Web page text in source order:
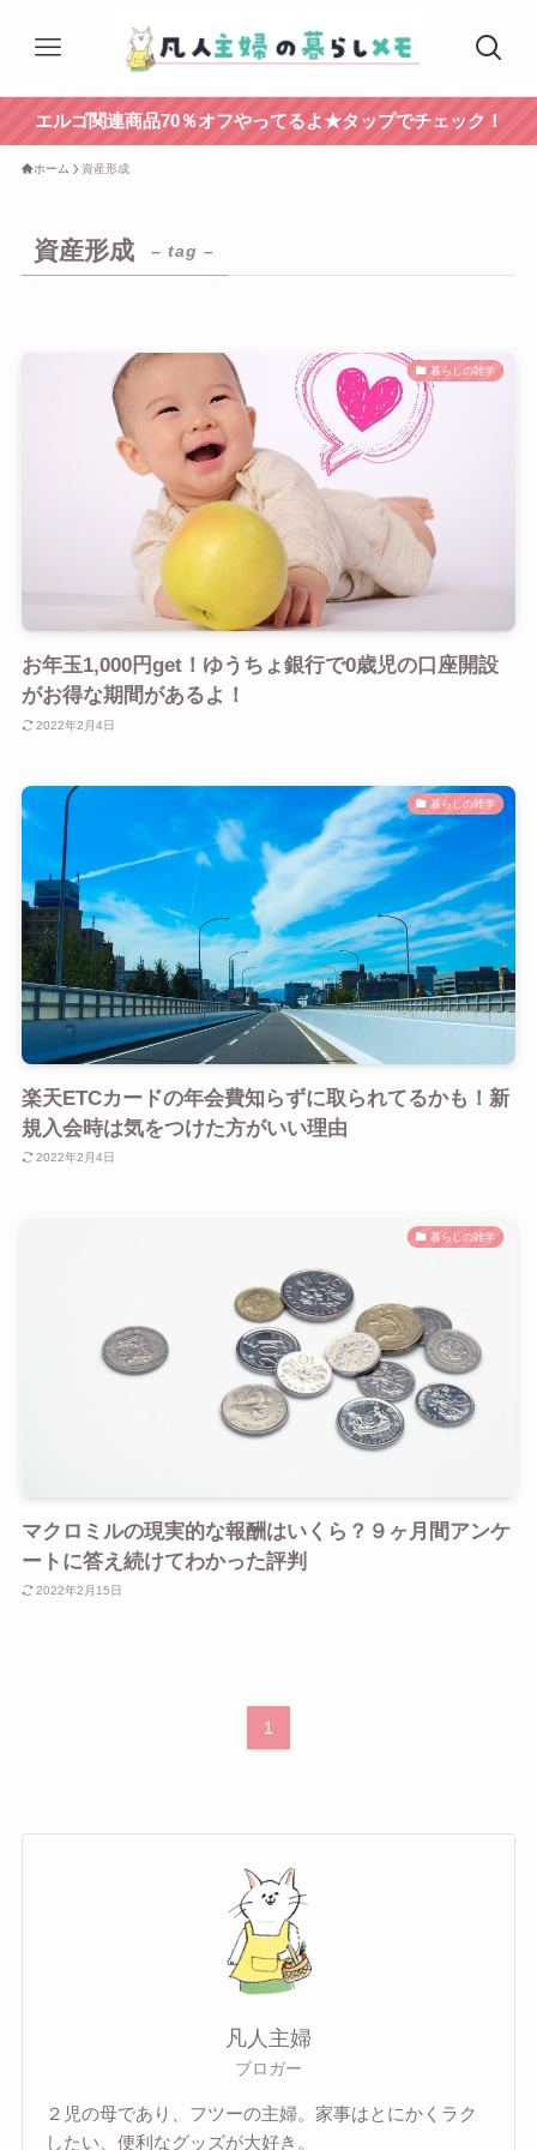
エルゴ関連商品70％オフやってるよ★タップでチェック！
ホーム 資産形成
資産形成 – tag –
暮らしの雑学
お年玉1,000円get！ゆうちょ銀行で0歳児の口座開設
がお得な期間があるよ！
2022年2月4日
暮らしの雑学
楽天ETCカードの年会費知らずに取られてるかも！新
規入会時は気をつけた方がいい理由
2022年2月4日
暮らしの雑学
マクロミルの現実的な報酬はいくら？９ヶ月間アンケ
ートに答え続けてわかった評判
2022年2月15日
1
凡人主婦
ブロガー
２児の母であり、フツーの主婦。家事はとにかくラク
したい、便利なグッズが大好き。